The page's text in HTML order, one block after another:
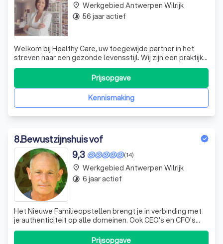
Welkom bij Healthy Care, uw toegewijde partner in het
streven naar een gezonde levensstijl. Wij zijn een praktijk
die zich richt op het begeleiden van mensen naar een
gezonder leven. Of u nu wilt afslanken, uw figuur wilt
verbeteren, een stralende huid wilt of gewoon
verantwoorde voeding wilt gebrui
Kennismaking
Prijsopgave
place Werkgebied Antwerpen Wilrijk
timelapse 56 jaar actief
8.Bewustzijnshuis vof
(14)
9,3
Het Nieuwe Familieopstellen brengt je in verbinding met
je authenticiteit op alle domeinen. Ook CEO's en CFO's
psychologen artsen komen naar Bewustzijnshuis.
Prijsopgave
place Werkgebied Antwerpen Wilrijk
timelapse 6 jaar actief